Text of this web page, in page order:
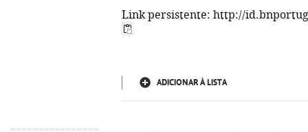
Link persistente: http://
ADICIONAR À LISTA